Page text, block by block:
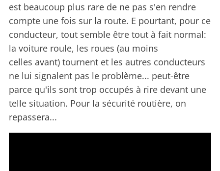
est beaucoup plus rare de ne pas s'en rendre
compte une fois sur la route. E pourtant, pour ce
conducteur, tout semble être tout à fait normal:
la voiture roule, les roues (au moins
celles avant) tournent et les autres conducteurs
ne lui signalent pas le problème... peut-être
parce qu'ils sont trop occupés à rire devant une
telle situation. Pour la sécurité routière, on
repassera...